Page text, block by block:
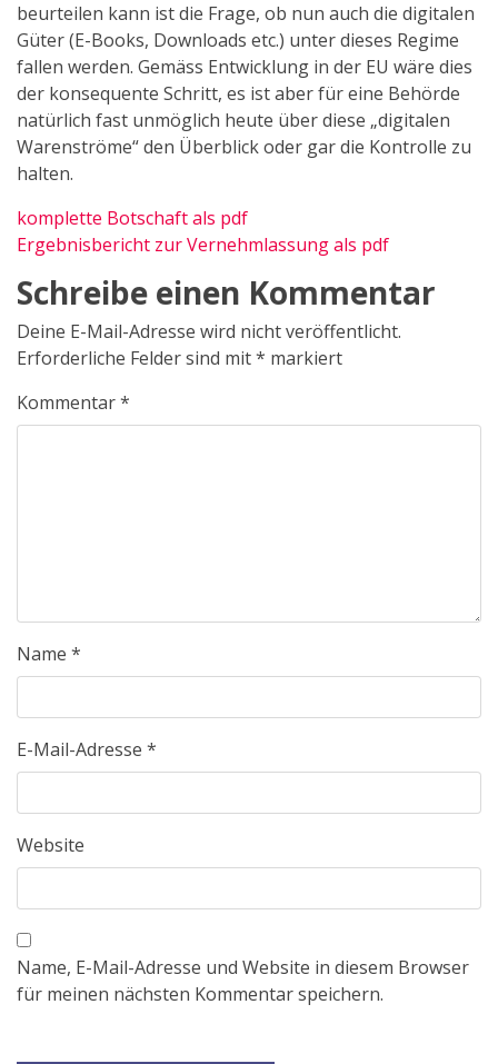
beurteilen kann ist die Frage, ob nun auch die digitalen
Güter (E-Books, Downloads etc.) unter dieses Regime
fallen werden. Gemäss Entwicklung in der EU wäre dies
der konsequente Schritt, es ist aber für eine Behörde
natürlich fast unmöglich heute über diese „digitalen
Warenströme“ den Überblick oder gar die Kontrolle zu
halten.
komplette Botschaft als pdf
Ergebnisbericht zur Vernehmlassung als pdf
Schreibe einen Kommentar
Deine E-Mail-Adresse wird nicht veröffentlicht.
Erforderliche Felder sind mit* markiert
Kommentar*
Name *
E-Mail-Adresse *
Website
Name, E-Mail-Adresse und Website in diesem Browser
für meinen nächsten Kommentar speichern.